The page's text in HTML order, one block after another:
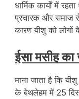
धार्मिक कार्यों में
प्रचारक और समाज
कारण यीशु को लोगों
ईसा मसीह का
माना जाता है कि
के बेथलेहम में 25